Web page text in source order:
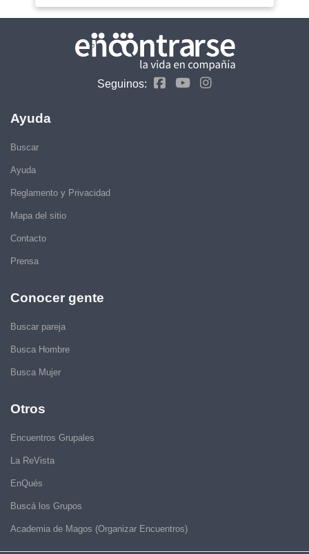
Seguinos:
Ayuda
Buscar
Ayuda
Reglamento y Privacidad
Mapa del sitio
Contacto
Prensa
Conocer gente
Buscar pareja
Busca Hombre
Busca Mujer
Otros
Encuentros Grupales
La ReVista
EnQués
Buscá los Grupos
Academia de Magos (Organizar Encuentros)